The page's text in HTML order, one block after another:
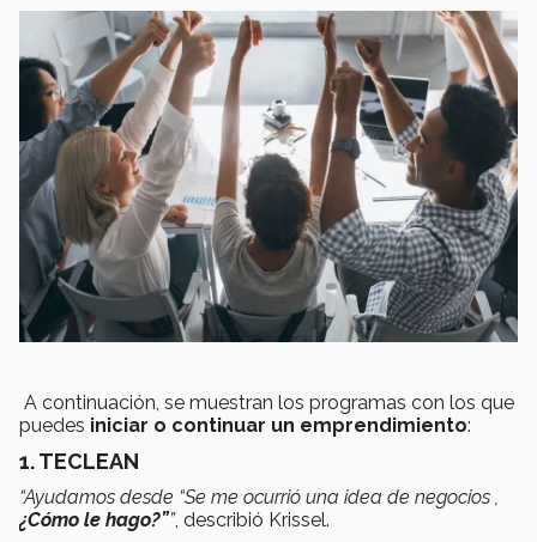
A continuación, se muestran los programas con los que
puedes iniciar o continuar un emprendimiento:
1. TECLEAN
“Ayudamos desde “Se me ocurrió una idea de negocios ,
¿Cómo le hago?””, describió Krissel.